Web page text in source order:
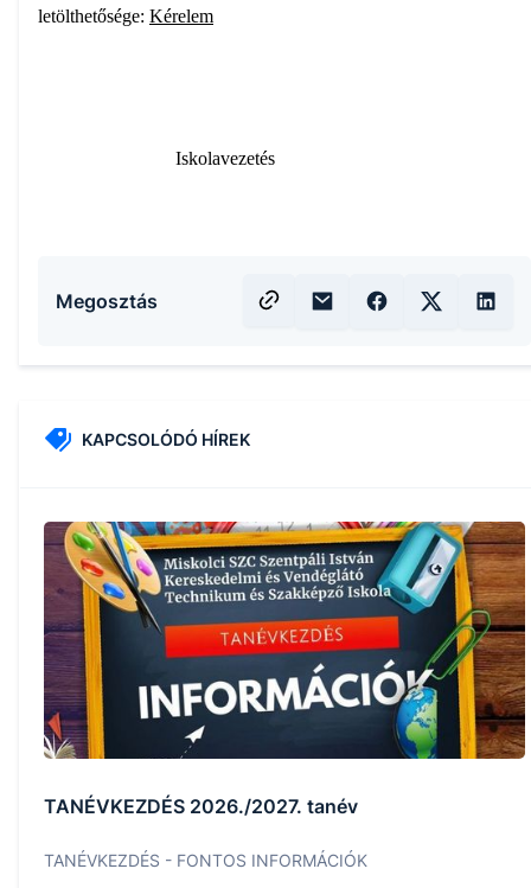
letölthetősége: Kérelem
Iskolavezetés
Megosztás
KAPCSOLÓDÓ HÍREK
TANÉVKEZDÉS 2026./2027. tanév
TANÉVKEZDÉS - FONTOS INFORMÁCIÓK